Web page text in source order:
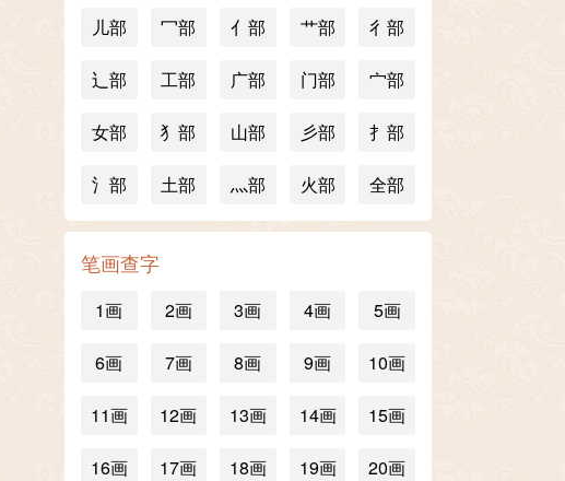
儿部 冖部 亻部 艹部 彳部
辶部 工部 广部 门部 宀部
女部 犭部 山部 彡部 扌部
氵部 土部 灬部 火部 全部
笔画查字
1画 2画 3画 4画 5画
6画 7画 8画 9画 10画
11画 12画 13画 14画 15画
16画 17画 18画 19画 20画